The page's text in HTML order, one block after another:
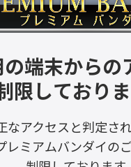
端末からの
限しておりま
なアクセスと判定され
レミアムバンダイの